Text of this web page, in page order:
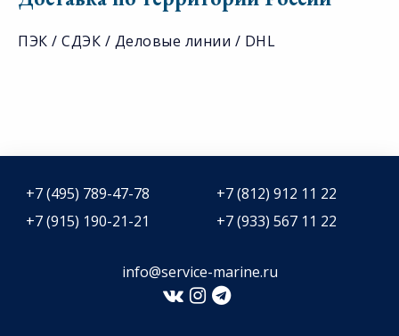
ПЭК / СДЭК / Деловые линии / DHL
+7 (495) 789-47-78
+7 (812) 912 11 22
+7 (915) 190-21-21
+7 (933) 567 11 22
info@service-marine.ru​​